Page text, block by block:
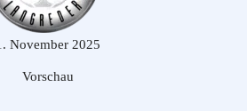
November 2025
Vorschau